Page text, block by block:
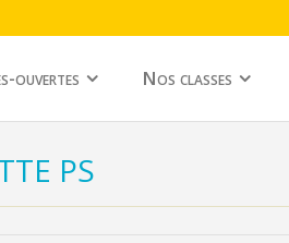
ouvertes Nos classes
PS